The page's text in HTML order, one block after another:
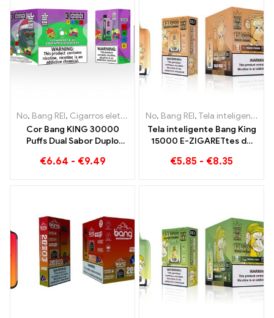
No, Bang REI, Cigarros eletrônicos descartáveis ​​Lituânia ,Cigarros
Cor Bang KING 30000
Puffs Dual Sabor Duplo
e Sour Apple Framboesa
€6.64 - €9.49
No, Bang REI, Tela inteligente Bang King 15000 Sopro
Tela inteligente Bang King
15000 E-ZIGARETtes de
congelamento de pêssego
€5.85 - €8.35